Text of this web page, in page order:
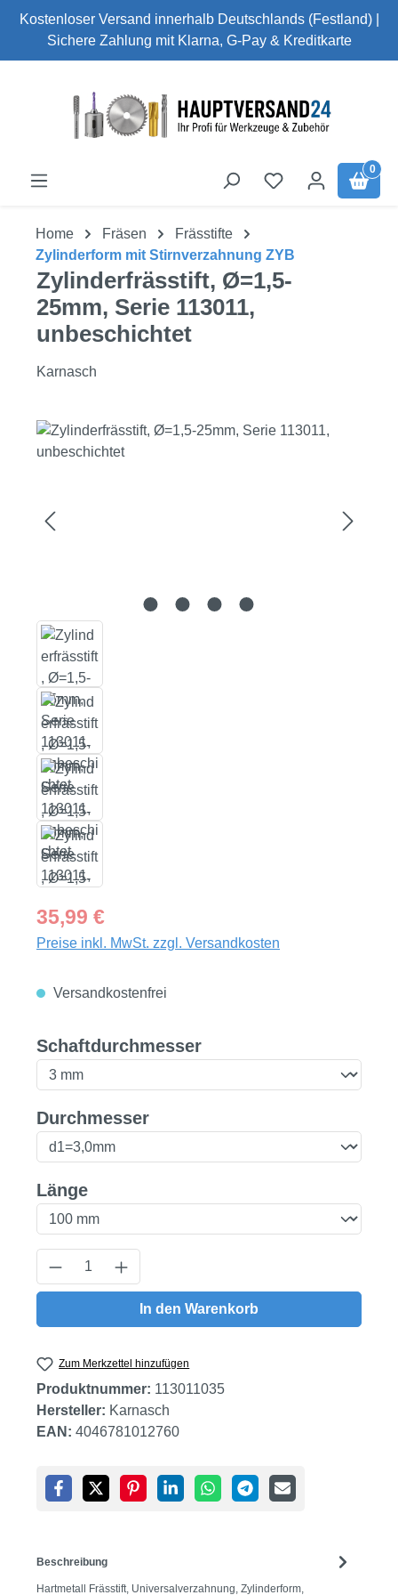
Zum Hauptinhalt springen
Kostenloser Versand innerhalb Deutschlands (Festland) |
Sichere Zahlung mit Klarna, G-Pay & Kreditkarte
0
Home Fräsen
Frässtifte
Zylinderform mit Stirnverzahnung ZYB
Zylinderfrässtift, Ø=1,5-
25mm, Serie 113011,
unbeschichtet
Karnasch
Bildergalerie überspringen
Regulärer Preis:
35,99 €
Preise inkl. MwSt. zzgl. Versandkosten
Versandkostenfrei
Schaftdurchmesserauswählen
Durchmesserauswählen
Längeauswählen
Produkt Anzahl: Gib den gewünschten
In den Warenkorb
Zum Merkzettel hinzufügen
Produktnummer: 113011035
Hersteller: Karnasch
EAN: 4046781012760
Beschreibung
Hartmetall Frässtift, Universalverzahnung, Zylinderform,